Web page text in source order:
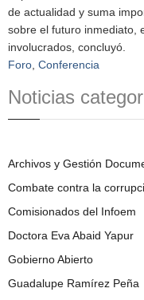
de actualidad y suma
sobre el futuro inmediato,
involucrados, concluyó.
Foro Conferencia
Noticias
Archivos y Gestión
Combate contra la
Comisionados del Infoem
Doctora Eva Abaid Yapur
Gobierno Abierto
Guadalupe Ramírez Peña